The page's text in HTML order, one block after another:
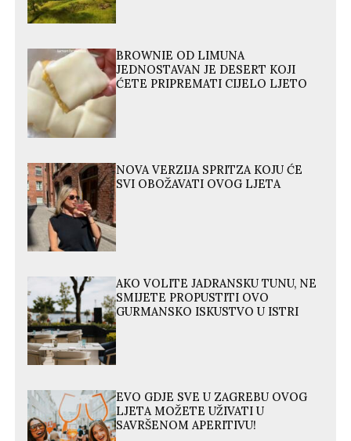
BROWNIE OD LIMUNA
JEDNOSTAVAN JE DESERT KOJI
ĆETE PRIPREMATI CIJELO LJETO
NOVA VERZIJA SPRITZA KOJU ĆE
SVI OBOŽAVATI OVOG LJETA
AKO VOLITE JADRANSKU TUNU, NE
SMIJETE PROPUSTITI OVO
GURMANSKO ISKUSTVO U ISTRI
EVO GDJE SVE U ZAGREBU OVOG
LJETA MOŽETE UŽIVATI U
SAVRŠENOM APERITIVU!